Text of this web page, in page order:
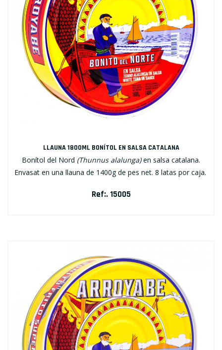
LLAUNA 1800ML BONÍTOL EN SALSA CATALANA
Bonítol del Nord (Thunnus alalunga)en salsa catalana.
Envasat en una llauna de 1400g de pes net. 8 latas por caja.
Ref:. 15005